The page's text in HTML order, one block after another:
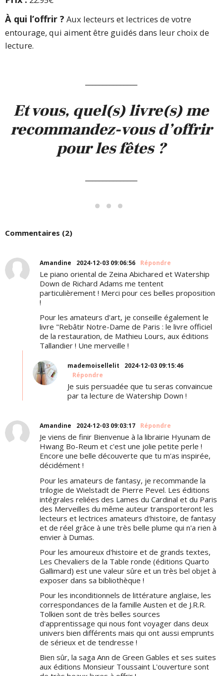
À qui l’offrir ? Aux lecteurs et lectrices de votre
entourage, qui aiment être guidés dans leur choix de
lecture.
Et vous, quel(s) livre(s) me
recommandez-vous d’offrir
pour les fêtes ?
Commentaires (2)
Amandine 2024-12-03 09:06:56 Répondre
Le piano oriental de Zeina Abichared et Watership
Down de Richard Adams me tentent
particulièrement ! Merci pour ces belles proposition
!
Pour les amateurs d'art, je conseille également le
livre "Rebâtir Notre-Dame de Paris : le livre officiel
de la restauration, de Mathieu Lours, aux éditions
Tallandier ! Une merveille !
mademoisellelit
2024-12-03 09:15:46
Répondre
Je suis persuadée que tu seras convaincue
par ta lecture de Watership Down !
Amandine 2024-12-03 09:03:17 Répondre
Je viens de finir Bienvenue à la librairie Hyunam de
Hwang Bo-Reum et c'est une jolie petite perle !
Encore une belle découverte que tu m'as inspirée,
décidément !
Pour les amateurs de fantasy, je recommande la
trilogie de Wielstadt de Pierre Pevel. Les éditions
intégrales reliées des Lames du Cardinal et du Paris
des Merveilles du même auteur transporteront les
lecteurs et lectrices amateurs d'histoire, de fantasy
et de réel grâce à une très belle plume qui n'a rien à
envier à Dumas.
Pour les amoureux d'histoire et de grands textes,
Les Chevaliers de la Table ronde (éditions Quarto
Gallimard) est une valeur sûre et un très bel objet à
exposer dans sa bibliothèque !
Pour les inconditionnels de littérature anglaise, les
correspondances de la famille Austen et de J.R.R.
Tolkien sont de très belles sources
d'apprentissage qui nous font voyager dans deux
univers bien différents mais qui ont aussi emprunts
de sérieux et de tendresse !
Bien sûr, la saga Ann de Green Gables et ses suites
aux éditions Monsieur Toussaint L'ouverture sont